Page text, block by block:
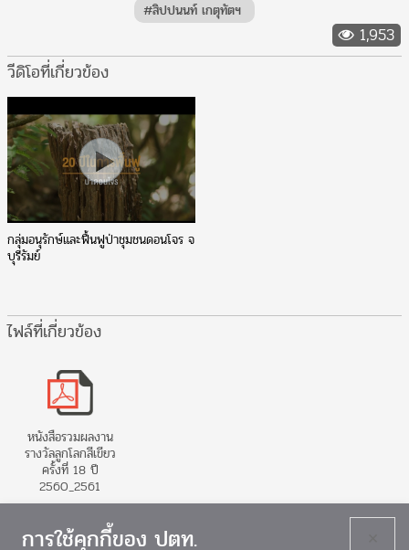
#สิปปนนท์ เกตุทัตฯ
1,953
วีดิโอที่เกี่ยวข้อง
กลุ่มอนุรักษ์และฟื้นฟูป่าชุมชนดอนโจร จ
บุรีรัมย์
ไฟล์ที่เกี่ยวข้อง
หนังสือรวมผลงาน
รางวัลลูกโลกสีเขียว
ครั้งที่ 18 ปี
2560_2561
การใช้คุกกี้ของ ปตท.